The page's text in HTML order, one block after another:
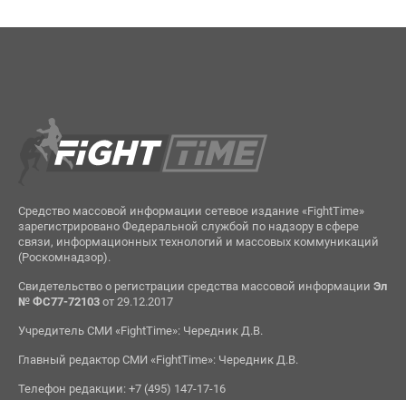
Средство массовой информации сетевое издание «FightTime»
зарегистрировано Федеральной службой по надзору в сфере
связи, информационных технологий и массовых коммуникаций
(Роскомнадзор).
Свидетельство о регистрации средства массовой информации Эл
№ ФС77-72103от 29.12.2017
Учредитель СМИ «FightTime»: Чередник Д.В.
Главный редактор СМИ «FightTime»: Чередник Д.В.
Телефон редакции: +7 (495) 147-17-16